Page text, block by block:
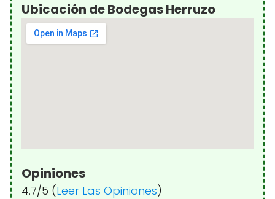
Ubicación de Bodegas Herruzo
Opiniones
4.7/5 (Leer Las Opiniones)